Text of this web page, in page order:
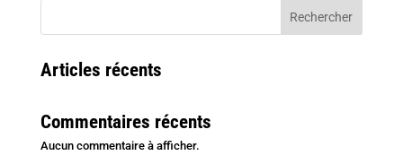
Rechercher
Articles récents
Commentaires récents
Aucun commentaire à afficher.